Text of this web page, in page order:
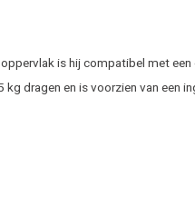
is hij compatibel met
dragen en is voorzien van een